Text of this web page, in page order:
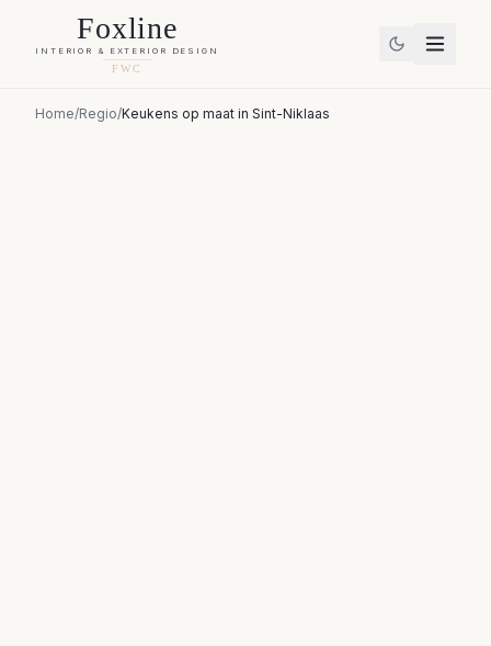
Foxline
INTERIOR & EXTERIOR DESIGN
FWC
Home/Regio/Keukens op maat in Sint-Niklaas